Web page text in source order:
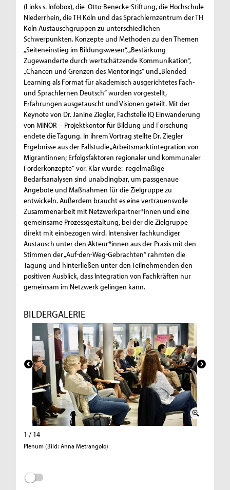
(Links s. Infobox), die Otto-Benecke-Stiftung, die Hochschule
Niederrhein, die TH Köln und das Sprachlernzentrum der TH
Köln Austauschgruppen zu unterschiedlichen
Schwerpunkten. Konzepte und Methoden zu den Themen
„Seiteneinstieg im Bildungswesen“, „Bestärkung
Zugewanderte durch wertschätzende Kommunikation“,
„Chancen und Grenzen des Mentorings“ und „Blended
Learning als Format für akademisch ausgerichtetes Fach-
und Sprachlernen Deutsch“ wurden vorgestellt,
Erfahrungen ausgetauscht und Visionen geteilt. Mit der
Keynote von Dr. Janine Ziegler, Fachstelle IQ Einwanderung
von MINOR – Projektkontor für Bildung und Forschung
endete die Tagung. In ihrem Vortrag stellte Dr. Ziegler
Ergebnisse aus der Fallstudie „Arbeitsmarktintegration von
Migrantinnen; Erfolgsfaktoren regionaler und kommunaler
Förderkonzepte“ vor. Klar wurde: regelmäßige
Bedarfsanalysen sind unabdingbar, um passgenaue
Angebote und Maßnahmen für die Zielgruppe zu
entwickeln. Außerdem braucht es eine vertrauensvolle
Zusammenarbeit mit Netzwerkpartner*innen und eine
gemeinsame Prozessgestaltung, bei der die Zielgruppe
direkt mit einbezogen wird. Intensiver fachkundiger
Austausch unter den Akteur*innen aus der Praxis mit den
Stimmen der „Auf-den-Weg-Gebrachten“ rahmten die
Tagung und hinterließen unter den Teilnehmenden den
positiven Ausblick, dass Integration von Fachkräften nur
gemeinsam im Netzwerk gelingen kann.
BILDERGALERIE
1 / 14
Plenum (Bild: Anna Metrangolo)